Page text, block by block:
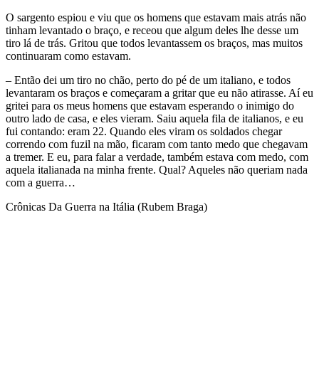
O sargento espiou e viu que os homens que estavam mais atrás não
tinham levantado o braço, e receou que algum deles lhe desse um
tiro lá de trás. Gritou que todos levantassem os braços, mas muitos
continuaram como estavam.
– Então dei um tiro no chão, perto do pé de um italiano, e todos
levantaram os braços e começaram a gritar que eu não atirasse. Aí eu
gritei para os meus homens que estavam esperando o inimigo do
outro lado de casa, e eles vieram. Saiu aquela fila de italianos, e eu
fui contando: eram 22. Quando eles viram os soldados chegar
correndo com fuzil na mão, ficaram com tanto medo que chegavam
a tremer. E eu, para falar a verdade, também estava com medo, com
aquela italianada na minha frente. Qual? Aqueles não queriam nada
com a guerra…
Crônicas Da Guerra na Itália (Rubem Braga)